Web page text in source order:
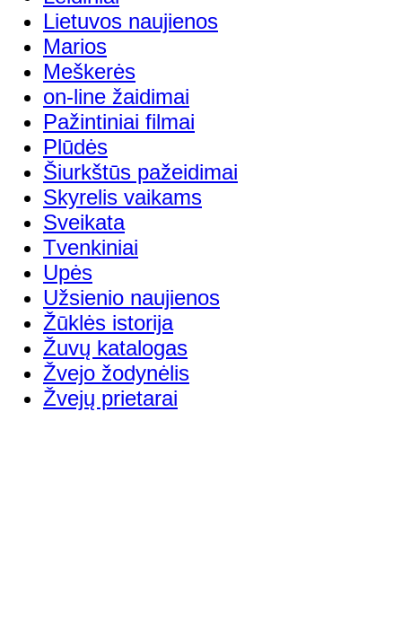
Lietuvos naujienos
Marios
Meškerės
on-line žaidimai
Pažintiniai filmai
Plūdės
Šiurkštūs pažeidimai
Skyrelis vaikams
Sveikata
Tvenkiniai
Upės
Užsienio naujienos
Žūklės istorija
Žuvų katalogas
Žvejo žodynėlis
Žvejų prietarai